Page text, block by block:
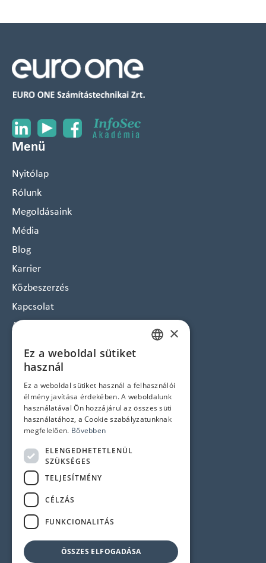
Menü
Nyitólap
Rólunk
Megoldásaink
Média
Blog
Karrier
Közbeszerzés
Kapcsolat
Arculat
Jogi nyilatkozatok
Adatvédelem és Cookie tájékoztató
ÁSZF
Impresszum
Elérhetőségek
1145 Budapest, Újvilág u. 50-52.
Központi telefonszám:
Szerviz:+36 1 358 6333
Recepció:+36 1 358 6359
×
Ez a weboldal sütiket
használ
Ez a weboldal sütiket használ a felhasználói
élmény javítása érdekében. A weboldalunk
használatával Ön hozzájárul az összes süti
használatához, a Cookie szabályzatunknak
megfelelően. Bővebben
ELENGEDHETETLENÜL
SZÜKSÉGES
TELJESÍTMÉNY
CÉLZÁS
FUNKCIONALITÁS
ÖSSZES ELFOGADÁSA